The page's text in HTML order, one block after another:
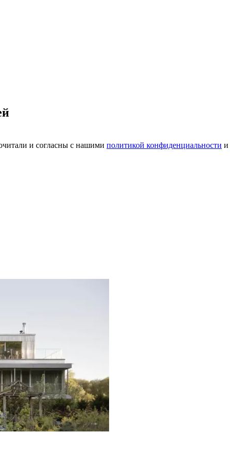
и согласны с нашими политикой конфиденциальности и